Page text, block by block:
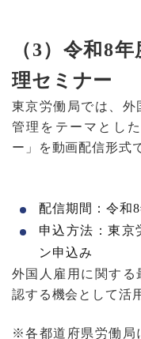
（3）令和8
理セミナー
東京労働局では、外
管理をテーマとし
ー」を動画配信形式
配信期間：令和
申込方法：東京
ン申込み
外国人雇用に関する
認する機会として活
※各都道府県労働局